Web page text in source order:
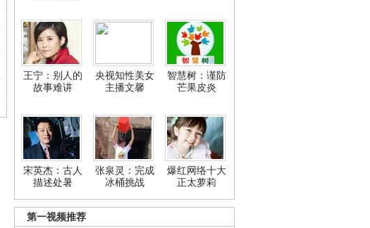
王宁：别人的
故事难讲
央视知性美女
主播文馨
智慧树：谨防
芒果皮炎
宋英杰：古人
描述处暑
张泉灵：完成
冰桶挑战
爆红网络十大
正太萝莉
第一视频推荐